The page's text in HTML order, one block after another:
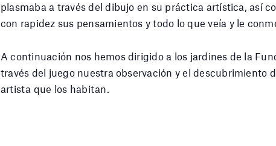
plasmaba a través del dibujo en su práctica artística, así
con rapidez sus pensamientos y todo lo que veía y le
A continuación nos hemos dirigido a los jardines de la
través del juego nuestra observación y el descubrimiento
artista que los habitan.